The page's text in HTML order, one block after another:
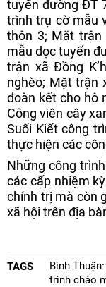
tuyến đường ĐT
trình trụ cờ mẫu
thôn 3; Mặt trận
mẫu dọc tuyến
trận xã Đồng
nghèo; Mặt trận
đoàn kết cho hộ
Công viên cây
Suối Kiết công
thực hiện các
Những công
các cấp nhiệm
chính trị mà còn
xã hội trên địa
TAGS
Bình
trình chào